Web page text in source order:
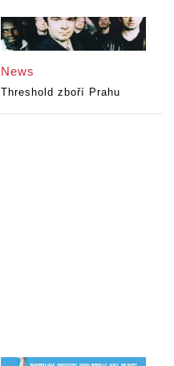
News
Threshold zboří Prahu